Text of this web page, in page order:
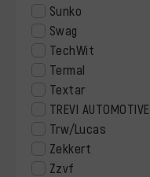
Sunko
Swag
TechWit
Termal
Textar
TREVI AUTOMOTIVE
Trw/Lucas
Zekkert
Zzvf